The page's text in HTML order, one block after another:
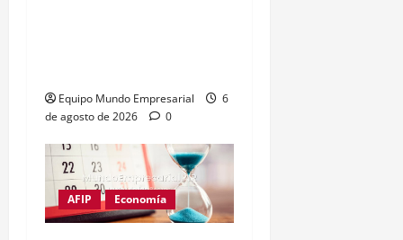
Equipo Mundo Empresarial
6
de agosto de 2026
0
AFIP Economía